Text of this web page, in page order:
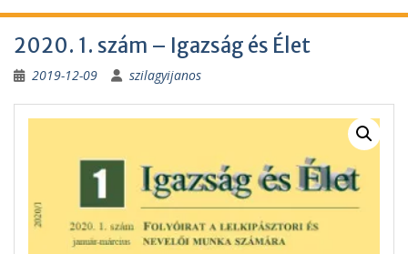
2020. 1. szám – Igazság és Élet
2019-12-09 szilagyijanos